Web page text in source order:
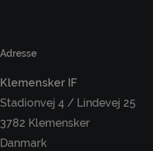
Adresse
Klemensker IF
Stadionvej 4 / Lindevej 25
3782 Klemensker
Danmark